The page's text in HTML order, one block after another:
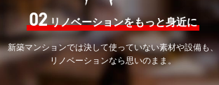
02リノベーションをもっと身近に
新築マンションでは決して使っていない素材や設備も、
リノベーションなら思いのまま。